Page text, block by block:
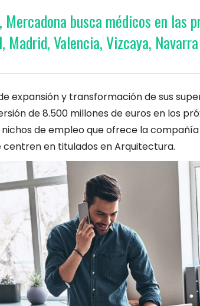
busca médicos en las
Madrid, Valencia, Vizcaya,
expansión y transformación de sus
de 8.500 millones de euros en los
de empleo que ofrece la
centren en titulados en Arquitectura.